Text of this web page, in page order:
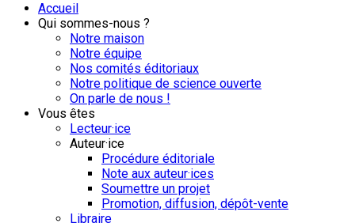
Accueil
Qui sommes-nous ?
Notre maison
Notre équipe
Nos comités éditoriaux
Notre politique de science ouverte
On parle de nous !
Vous êtes
Lecteur·ice
Auteur·ice
Procédure éditoriale
Note aux auteur·ices
Soumettre un projet
Promotion, diffusion, dépôt-vente
Libraire